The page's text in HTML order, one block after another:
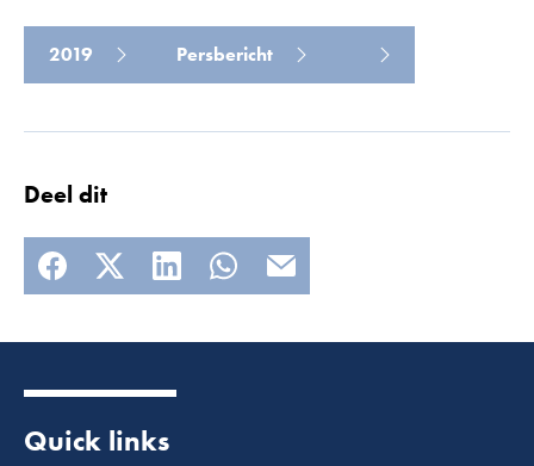
2019 Persbericht
Deel dit
Quick links